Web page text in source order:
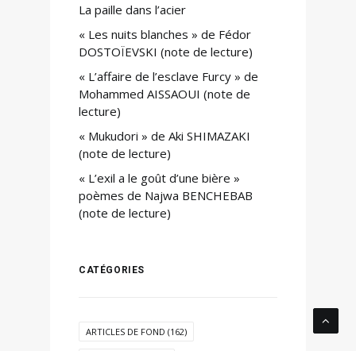
La paille dans l’acier
« Les nuits blanches » de Fédor
DOSTOÏEVSKI (note de lecture)
« L’affaire de l’esclave Furcy » de
Mohammed AISSAOUI (note de
lecture)
« Mukudori » de Aki SHIMAZAKI
(note de lecture)
« L’exil a le goût d’une bière »
poèmes de Najwa BENCHEBAB
(note de lecture)
CATÉGORIES
ARTICLES DE FOND (162)